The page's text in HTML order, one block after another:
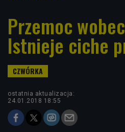
Przemoc
Istnieje ciche
ostatnia aktualizacja:
24.01.2018 18:55